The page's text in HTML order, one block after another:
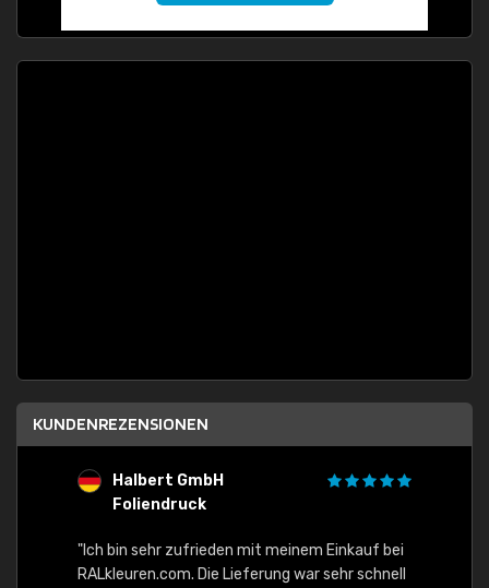
KUNDENREZENSIONEN
Halbert GmbH
Foliendruck
"Ich bin sehr zufrieden mit meinem Einkauf bei
RALkleuren.com. Die Lieferung war sehr schnell